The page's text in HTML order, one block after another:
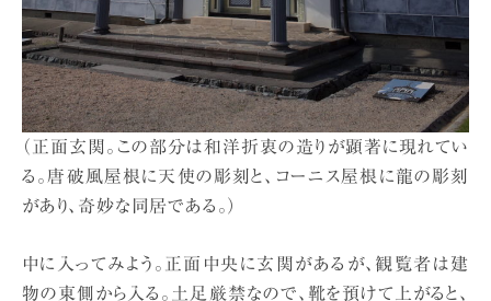
（正面玄関。この部分は和洋折衷の造りが顕著に現れてい
る。唐破風屋根に天使の彫刻と、コーニス屋根に龍の彫刻
があり、奇妙な同居である。）
中に入ってみよう。正面中央に玄関があるが、観覧者は建
物の東側から入る。土足厳禁なので、靴を預けて上がると、